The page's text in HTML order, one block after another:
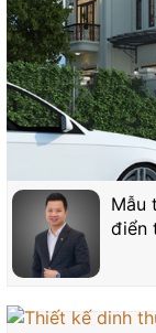
Mẫu
điển